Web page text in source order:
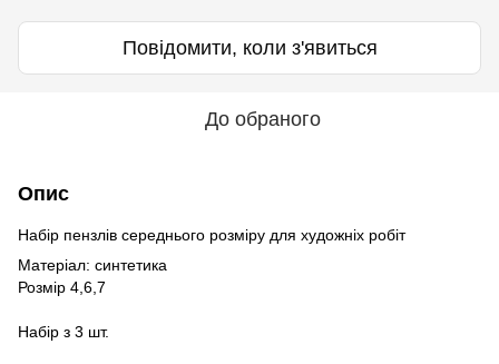
Повідомити, коли з'явиться
До обраного
Опис
Набір пензлів середнього розміру для художніх робіт
Матеріал: синтетика
Розмір 4,6,7
Набір з 3 шт.